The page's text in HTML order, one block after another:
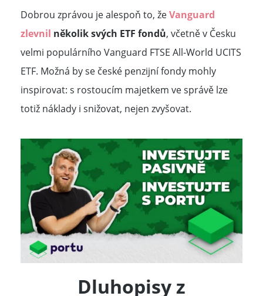
Dobrou zprávou je alespoň to, žeVanguard
zlevnil několik svých ETF fondů, včetně v Česku
velmi populárního Vanguard FTSE All-World UCITS
ETF. Možná by se české penzijní fondy mohly
inspirovat: s rostoucím majetkem ve správě lze
totiž náklady i snižovat, nejen zvyšovat.
Dluhopisy z